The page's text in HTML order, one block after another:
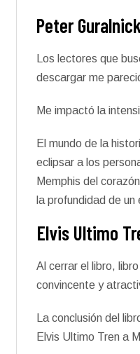
Peter
Los lectores que
descargar me
Me impactó la
El mundo de la
eclipsar a los
Memphis del
la profundidad de
Elvis Ultimo
Al cerrar el libro,
convincente y
La conclusión del
Elvis Ultimo Tren a